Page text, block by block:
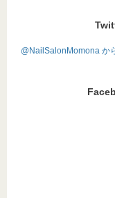
@NailSalonMomona か